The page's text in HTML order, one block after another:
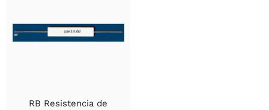
RB Resistencia de